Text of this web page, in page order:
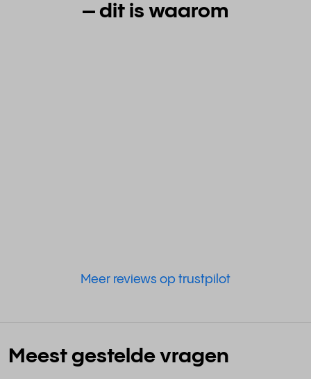
– dit is waarom
Meer reviews op trustpilot
Meest gestelde vragen